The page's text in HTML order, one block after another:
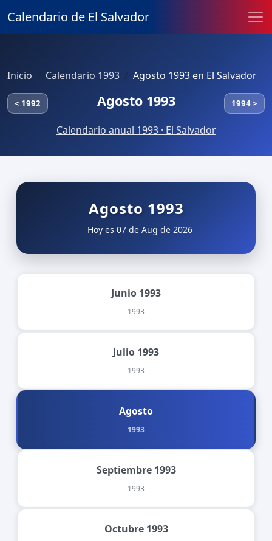
Calendario de El Salvador
Inicio Calendario 1993 Agosto 1993 en El Salvador
< 1992 Agosto 1993 1994 >
Calendario anual 1993 · El Salvador
Agosto 1993
Hoy es 07 de Aug de 2026
Junio 1993
1993
Julio 1993
1993
Agosto
1993
Septiembre 1993
1993
Octubre 1993